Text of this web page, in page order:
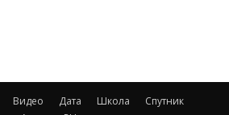
Видео Дата Школа
Спутник